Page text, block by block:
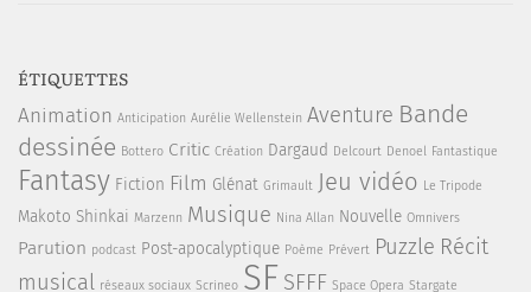
ÉTIQUETTES
Animation Anticipation Aurélie Wellenstein Aventure Bande
dessinée Bottero Critic Création Dargaud Delcourt Denoel Fantastique
Fantasy Fiction Film Glénat Grimault Jeu vidéo Le Tripode
Makoto Shinkai Marzenn Musique Nina Allan Nouvelle Omnivers
Parution podcast Post-apocalyptique Poème Prévert Puzzle Récit
musical réseaux sociaux Scrineo SF SFFF Space Opera Stargate